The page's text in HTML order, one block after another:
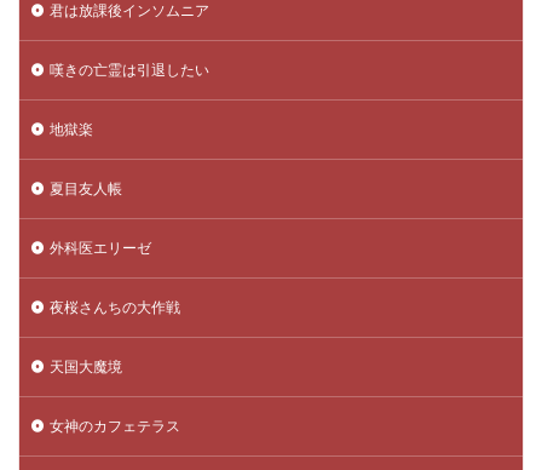
君は放課後インソムニア
嘆きの亡霊は引退したい
地獄楽
夏目友人帳
外科医エリーゼ
夜桜さんちの大作戦
天国大魔境
女神のカフェテラス